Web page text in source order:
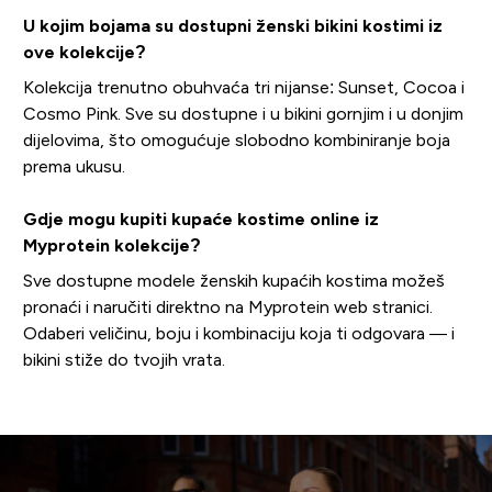
U kojim bojama su dostupni ženski bikini kostimi iz
ove kolekcije?
Kolekcija trenutno obuhvaća tri nijanse: Sunset, Cocoa i
Cosmo Pink. Sve su dostupne i u bikini gornjim i u donjim
dijelovima, što omogućuje slobodno kombiniranje boja
prema ukusu.
Gdje mogu kupiti kupaće kostime online iz
Myprotein kolekcije?
Sve dostupne modele ženskih kupaćih kostima možeš
pronaći i naručiti direktno na Myprotein web stranici.
Odaberi veličinu, boju i kombinaciju koja ti odgovara — i
bikini stiže do tvojih vrata.